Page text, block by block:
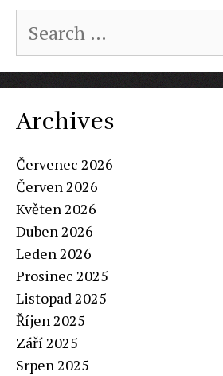
for:
Archives
Červenec 2026
Červen 2026
Květen 2026
Duben 2026
Leden 2026
Prosinec 2025
Listopad 2025
Říjen 2025
Září 2025
Srpen 2025